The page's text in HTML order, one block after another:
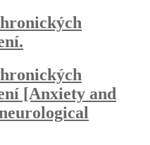
[Anxiety and